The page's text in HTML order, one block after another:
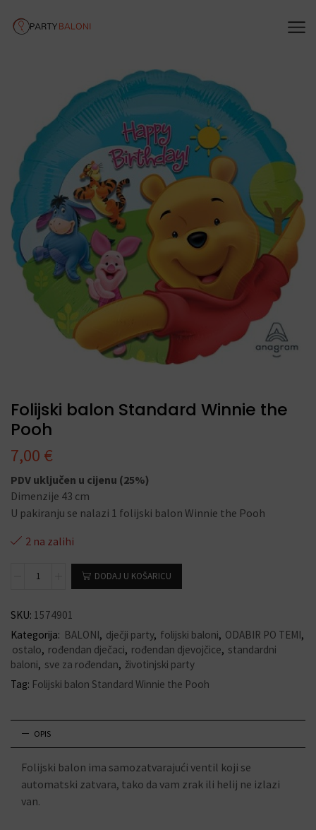
Folijski balon Standard Winnie the
Pooh
7,00 €
PDV uključen u cijenu (25%)
Dimenzije 43 cm
U pakiranju se nalazi 1 folijski balon Winnie the Pooh
2 na zalihi
DODAJ U KOŠARICU
SKU: 1574901
Kategorija: BALONI, dječji party, folijski baloni, ODABIR PO TEMI,
ostalo, rođendan dječaci, rođendan djevojčice, standardni
baloni, sve za rođendan, životinjski party
Tag: Folijski balon Standard Winnie the Pooh
OPIS
Folijski balon ima samozatvarajući ventil koji se
automatski zatvara, tako da vam zrak ili helij ne izlazi
van.